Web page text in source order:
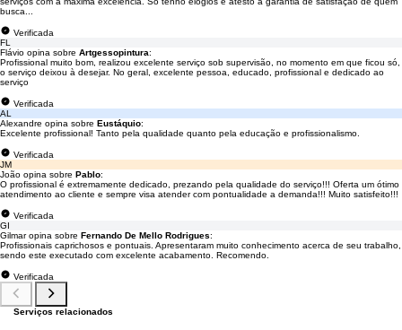
busca...
Verificada
FL
Flávio opina sobre Artgessopintura:
Profissional muito bom, realizou excelente serviço sob supervisão, no momento em que ficou só,
o serviço deixou à desejar. No geral, excelente pessoa, educado, profissional e dedicado ao
serviço
Verificada
AL
Alexandre opina sobre Eustáquio:
Excelente profissional! Tanto pela qualidade quanto pela educação e profissionalismo.
Verificada
JM
João opina sobre Pablo:
O profissional é extremamente dedicado, prezando pela qualidade do serviço!!! Oferta um ótimo
atendimento ao cliente e sempre visa atender com pontualidade a demanda!!! Muito satisfeito!!!
Verificada
GI
Gilmar opina sobre Fernando De Mello Rodrigues:
Profissionais caprichosos e pontuais. Apresentaram muito conhecimento acerca de seu trabalho,
sendo este executado com excelente acabamento. Recomendo.
Verificada
Serviços relacionados